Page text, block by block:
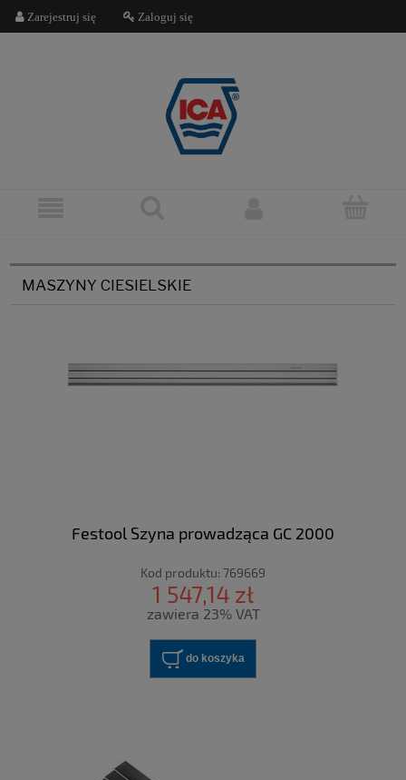
Zarejestruj się Zaloguj się
MASZYNY CIESIELSKIE
Festool Szyna prowadząca GC 2000
Kod produktu: 769669
1 547,14 zł
zawiera 23% VAT
do koszyka